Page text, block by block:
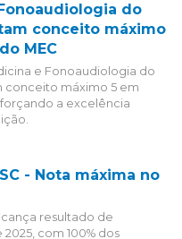
do
conceito máximo
MEC
e Fonoaudiologia do
conceito máximo 5 em
a excelência
- Nota máxima no
resultado de
com 100% dos